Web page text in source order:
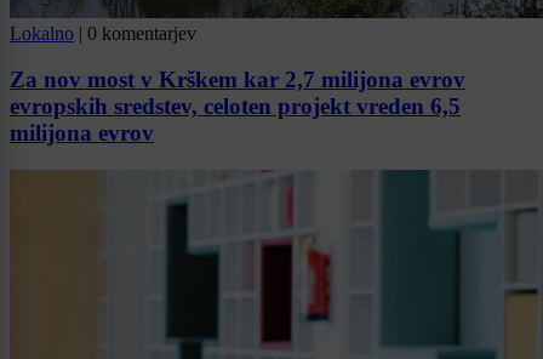
Lokalno | 0 komentarjev
Za nov most v Krškem kar 2,7 milijona evrov
evropskih sredstev, celoten projekt vreden 6,5
milijona evrov